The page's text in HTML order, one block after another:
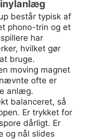
består typisk af
phono-trin og et
har
hvilket gør
bruge.
moving magnet
ofte er
anlæg.
balanceret, så
Er trykket for
dårligt. Er
og nål slides